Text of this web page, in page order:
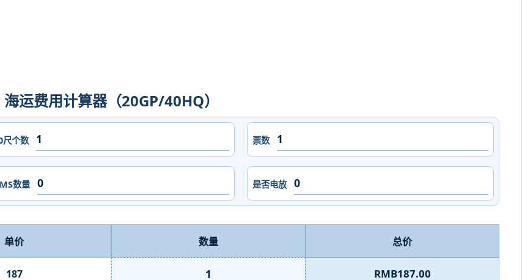
海运费用计算器（20GP/40HQ）
尺个数 票数
数量 是否电放
单价 数量 总价
187 1 RMB187.00